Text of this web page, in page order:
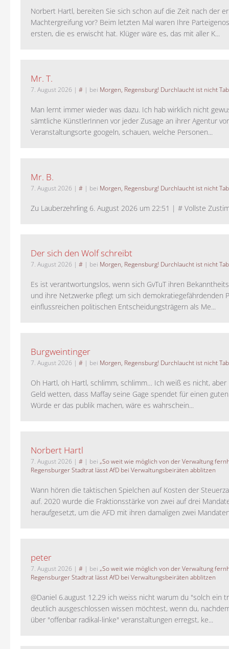
Norbert Hartl, bereiten Sie sich schon auf die Zeit nach der
Machtergreifung vor? Beim letzten Mal waren Ihre
ersten, die es erwischt hat. Klüger wäre es, das mit aller K...
Mr. T.
7. August 2026 | # | bei Morgen, Regensburg! Durchlaucht ist nicht
Man lernt immer wieder was dazu. Ich hab wirklich nicht
sämtliche KünstlerInnen vor jeder Zusage an ihrer Agentur
Veranstaltungsorte googeln, schauen, welche Personen...
Mr. B.
7. August 2026 | # | bei Morgen, Regensburg! Durchlaucht ist nicht
Zu Lauberzehrling 6. August 2026 um 22:51 | # Vollste
Der sich den Wolf schreibt
7. August 2026 | # | bei Morgen, Regensburg! Durchlaucht ist nicht
Es ist verantwortungslos, wenn sich GvTuT ihren
und ihre Netzwerke pflegt um sich demokratiegefährdenden
einflussreichen politischen Entscheidungsträgern als Me...
Burgweintinger
7. August 2026 | # | bei Morgen, Regensburg! Durchlaucht ist nicht
Oh Hartl, oh Hartl, schlimm, schlimm… Ich weiß es nicht, aber
Geld wetten, dass Maffay seine Gage spendet für einen
Würde er das publik machen, wäre es wahrschein...
Norbert Hartl
7. August 2026 | # | bei „So weit wie möglich von der Verwaltung
Regensburger Stadtrat lässt AfD bei Verwaltungsbeiräten abblitzen
Wann hören die taktischen Spielchen auf Kosten der
auf. 2020 wurde die Fraktionsstärke von zwei auf drei
heraufgesetzt, um die AFD mit ihren damaligen zwei
peter
7. August 2026 | # | bei „So weit wie möglich von der Verwaltung
Regensburger Stadtrat lässt AfD bei Verwaltungsbeiräten abblitzen
@Daniel 6.august 12.29 ich weiss nicht warum du "solch ein
deutlich ausgeschlossen wissen möchtest, wenn du,
über "offenbar radikal-linke" veranstaltungen erregst, ke...